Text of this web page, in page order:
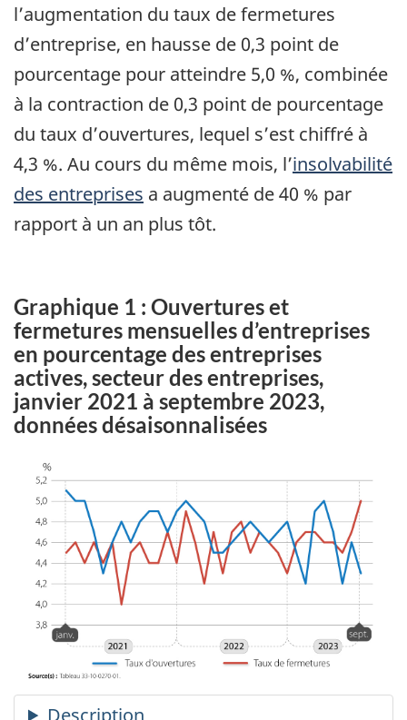
l’augmentation du taux de fermetures
d’entreprise, en hausse de 0,3 point de
pourcentage pour atteindre 5,0 %, combinée
à la contraction de 0,3 point de pourcentage
du taux d’ouvertures, lequel s’est chiffré à
4,3 %. Au cours du même mois, l’insolvabilité
des entreprises a augmenté de 40 % par
rapport à un an plus tôt.
Graphique 1 : Ouvertures et
fermetures mensuelles d’entreprises
en pourcentage des entreprises
actives, secteur des entreprises,
janvier 2021 à septembre 2023,
données désaisonnalisées